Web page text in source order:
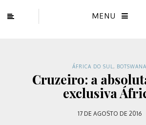
MENU
ÁFRICA DO SUL , BOTSWANA
Cruzeiro: a
exclusiva
17 DE AGOSTO DE 2016